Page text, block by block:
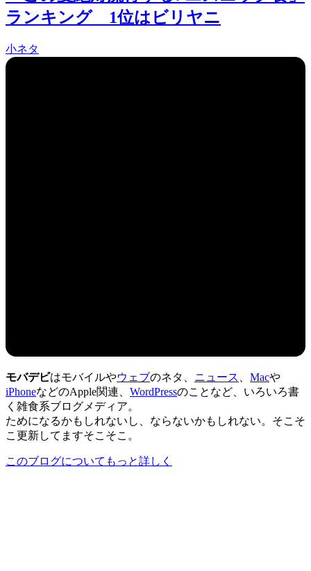
ランキング 1位はビリヤニ
小ネタ
モバデビはモバイルやウェブのネタ、 ニュース Macや
iPhoneなどのApple関連、 WordPressのことなど、いろいろ書
く雑食系ブログメディア。
ためになるかもしれないし、ならないかもしれない。そこそ
こ更新してますそこそこ。
このブログについてもっと詳しく